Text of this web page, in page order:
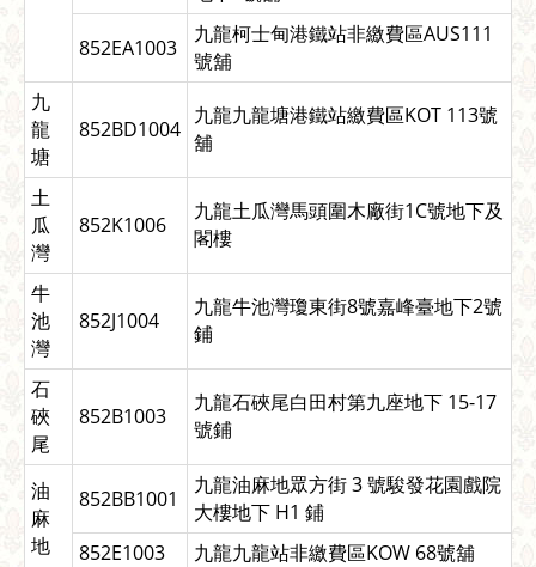
852EA1003
九龍柯士甸港鐵站非繳費區AUS111
號舖
九
龍
塘
852BD1004
九龍九龍塘港鐵站繳費區KOT 113號
舖
土
瓜
灣
852K1006
九龍土瓜灣馬頭圍木廠街1C號地下及
閣樓
牛
池
灣
852J1004
九龍牛池灣瓊東街8號嘉峰臺地下2號
鋪
石
硤
尾
852B1003
九龍石硤尾白田村第九座地下 15-17
號鋪
油
麻
地
852BB1001
九龍油麻地眾方街 3 號駿發花園戲院
大樓地下 H1 鋪
852E1003
九龍九龍站非繳費區KOW 68號舖